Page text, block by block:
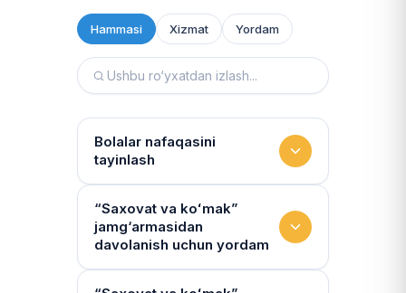
Hammasi Xizmat Yordam
Bolalar nafaqasini
tayinlash
To‘lov miqdori
Miqdor qonunchilik bilan belgilanadi.
“Kambag‘allik chegarasidagi oila”ga
75% yoki 50% to‘lanadi
“Saxovat va koʻmak”
jamg‘armasidan
davolanish uchun yordam